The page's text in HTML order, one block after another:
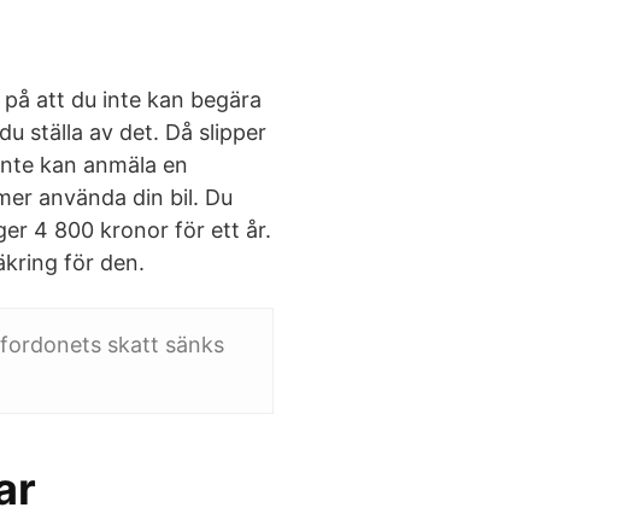
att du inte kan begära
ställa av det. Då slipper
kan anmäla en
använda din bil. Du
4 800 kronor för ett år.
för den.
skatt sänks